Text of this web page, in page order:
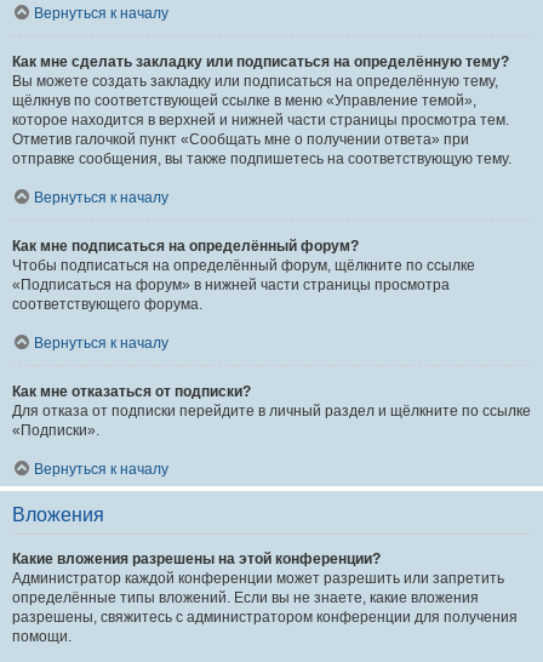
Вернуться к началу
Как мне сделать закладку или подписаться на определённую тему?
Вы можете создать закладку или подписаться на определённую тему,
щёлкнув по соответствующей ссылке в меню «Управление темой»,
которое находится в верхней и нижней части страницы просмотра тем.
Отметив галочкой пункт «Сообщать мне о получении ответа» при
отправке сообщения, вы также подпишетесь на соответствующую тему.
Вернуться к началу
Как мне подписаться на определённый форум?
Чтобы подписаться на определённый форум, щёлкните по ссылке
«Подписаться на форум» в нижней части страницы просмотра
соответствующего форума.
Вернуться к началу
Как мне отказаться от подписки?
Для отказа от подписки перейдите в личный раздел и щёлкните по ссылке
«Подписки».
Вернуться к началу
Вложения
Какие вложения разрешены на этой конференции?
Администратор каждой конференции может разрешить или запретить
определённые типы вложений. Если вы не знаете, какие вложения
разрешены, свяжитесь с администратором конференции для получения
помощи.